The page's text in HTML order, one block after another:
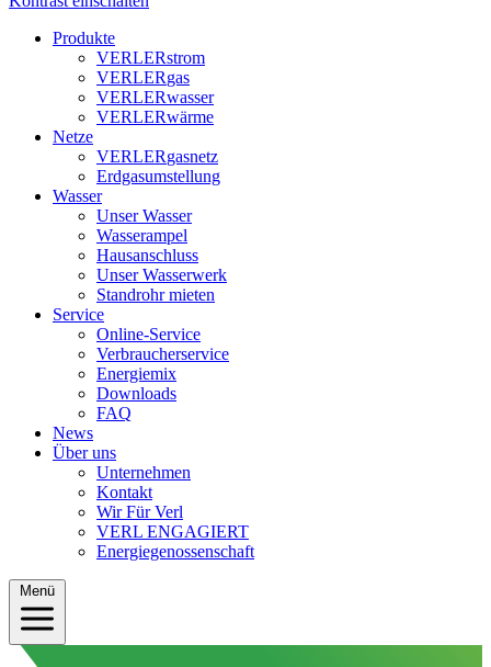
Produkte
VERLERstrom
VERLERgas
VERLERwasser
VERLERwärme
Netze
VERLERgasnetz
Erdgasumstellung
Wasser
Unser Wasser
Wasserampel
Hausanschluss
Unser Wasserwerk
Standrohr mieten
Service
Online-Service
Verbraucherservice
Energiemix
Downloads
FAQ
News
Über uns
Unternehmen
Kontakt
Wir Für Verl
VERL ENGAGIERT
Energiegenossenschaft
Menü